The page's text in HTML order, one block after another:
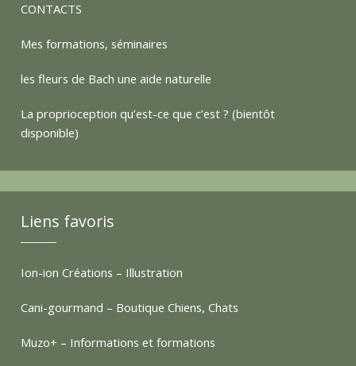
a
t
t
e
s
CONTACTS
Mes formations, séminaires
les fleurs de Bach une aide naturelle
La proprioception qu’est-ce que c’est ? (bientôt
disponible)
Liens favoris
Ion-ion Créations – Illustration
Cani-gourmand – Boutique Chiens, Chats
Muzo+ – Informations et formations